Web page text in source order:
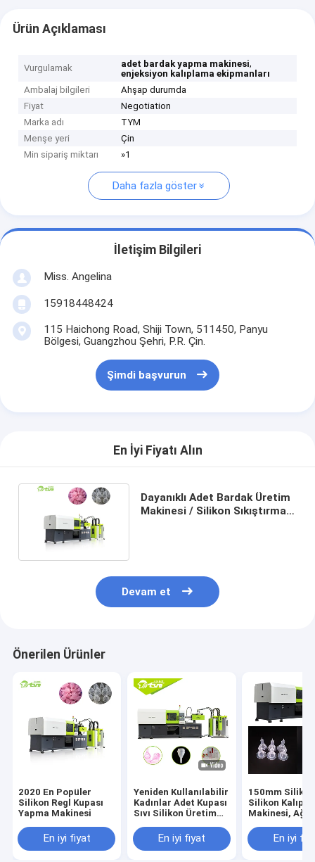
Ürün Açıklaması
Vurgulamak adet bardak yapma makinesi,
enjeksiyon kalıplama ekipmanları
Ambalaj bilgileri
Ahşap durumda
Fiyat
Negotiation
Marka adı
TYM
Menşe yeri
Çin
Min sipariş miktarı
»1
Daha fazla göster
İletişim Bilgileri
Miss. Angelina
15918448424
115 Haichong Road, Shiji Town, 511450, Panyu
Bölgesi, Guangzhou Şehri, P.R. Çin.
Şimdi başvurun
En İyi Fiyatı Alın
Dayanıklı Adet Bardak Üretim
Makinesi / Silikon Sıkıştırma
Devam et
Önerilen Ürünler
2020 En Popüler
Silikon Regl Kupası
Yapma Makinesi
En iyi fiyat
Yeniden Kullanılabilir
Kadınlar Adet Kupası
Sıvı Silikon Üretim
En iyi fiyat
150mm Silikon
Silikon
Makinesi, Ağır
En iyi